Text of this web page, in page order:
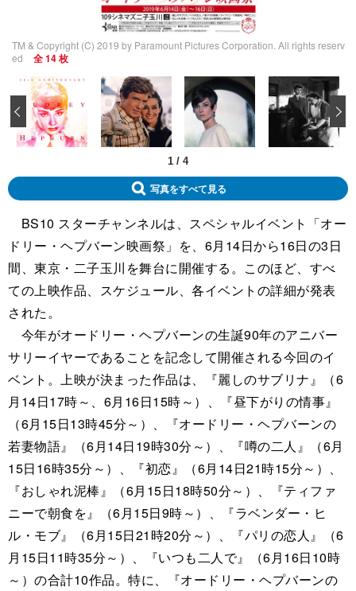
TM & Copyright (C) 2019 by Paramount Pictures Corporation. All rights reserv
ed
全 14 枚
1 / 4
‹
写真をすべて見る
BS10 スターチャンネルは、スペシャルイベント「オー
ドリー・ヘプバーン映画祭」を、6月14日から16日の3日
間、東京・二子玉川を舞台に開催する。このほど、すべ
ての上映作品、スケジュール、各イベントの詳細が発表
された。
今年がオードリー・ヘプバーンの生誕90年のアニバー
サリーイヤーであることを記念して開催される今回のイ
ベント。上映が決まった作品は、『麗しのサブリナ』（6
月14日17時～、6月16日15時～）、『昼下がりの情事』
（6月15日13時45分～）、『オードリー・ヘプバーンの
若妻物語』（6月14日19時30分～）、『噂の二人』（6月
15日16時35分～）、『初恋』（6月14日21時15分～）、
『おしゃれ泥棒』（6月15日18時50分～）、『ティファ
ニーで朝食を』（6月15日9時～）、『ラベンダー・ヒ
ル・モブ』（6月15日21時20分～）、『パリの恋人』（6
月15日11時35分～）、『いつも二人で』（6月16日10時
～）の合計10作品。特に、『オードリー・ヘプバーンの